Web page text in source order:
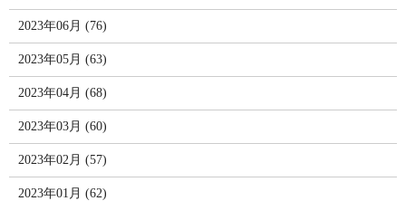
2023年06月 (76)
2023年05月 (63)
2023年04月 (68)
2023年03月 (60)
2023年02月 (57)
2023年01月 (62)